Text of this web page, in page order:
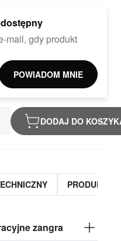
mail, gdy produkt
POWIADOM MNIE
DODAJ DO
PRODUKTY
zangra